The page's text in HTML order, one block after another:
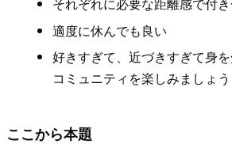
それぞれに必要な距離感で付
適度に休んでも良い
好きすぎて、近づきすぎて身を
コミュニティを楽しみましょう
ここから本題